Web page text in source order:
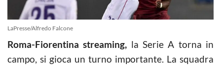
LaPresse/Alfredo Falcone
Roma-Fiorentina streaming, la Serie A torna in
campo, si gioca un turno importante. La squadra